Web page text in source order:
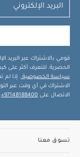
قومي بالاشتراك عبر البريد
الحصرية. للتعرف أكثر على
سياسة الخصوصية . إذا لم
الاشتراك في أي وقت عبر
الاتصال على 97148188400+
.
تسوق معنا